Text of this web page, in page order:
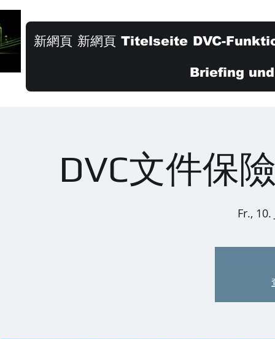
新網頁 新網頁 Titelseite DVC-
Briefing
DVC文件保
Fr., 10.